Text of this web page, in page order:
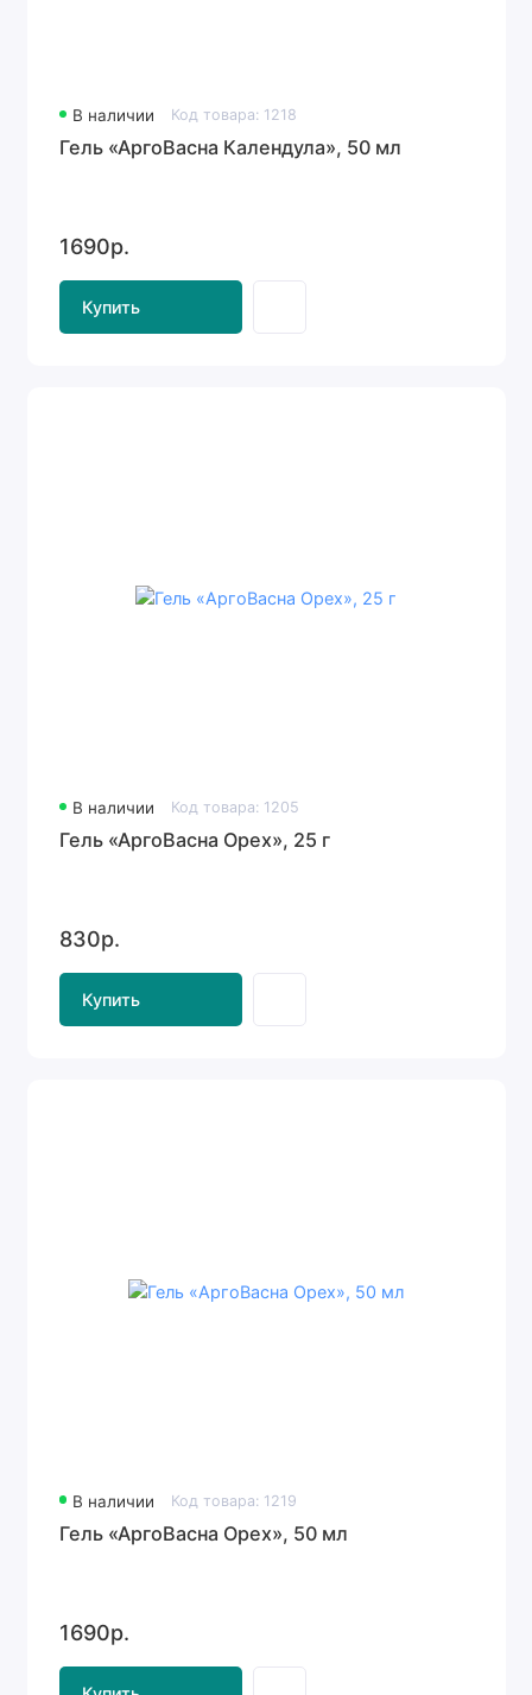
В наличии Код товара: 1218
Гель «АргоВасна Календула», 50 мл
1690р.
Купить
В наличии Код товара: 1205
Гель «АргоВасна Орех», 25 г
830р.
Купить
В наличии Код товара: 1219
Гель «АргоВасна Орех», 50 мл
1690р.